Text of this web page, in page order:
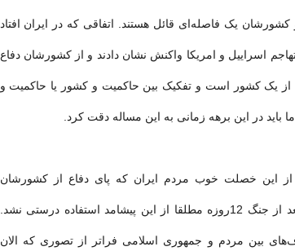
یک فاصله‌ای قائل هستند. اتفاقی که در ایران افتاد
اسراییل و امریکا واکنش نشان دادند و از کشورشان دفاع
از یک کشور است و تفکیک بین حاکمیت و کشور یا حاکمیت و
در این برهه زمانی به این مساله دقت کرد.
از این خصلت خوب مردم ایران که پای دفاع از کشورشان
ماندند، بهتر استفاده کند. بعد از جنگ 12‌روزه مطلقا از این پیشامد استفاده درستی نشد.
شکاف‌های بین مردم و جمهوری اسلامی فراتر از تصوری که الان